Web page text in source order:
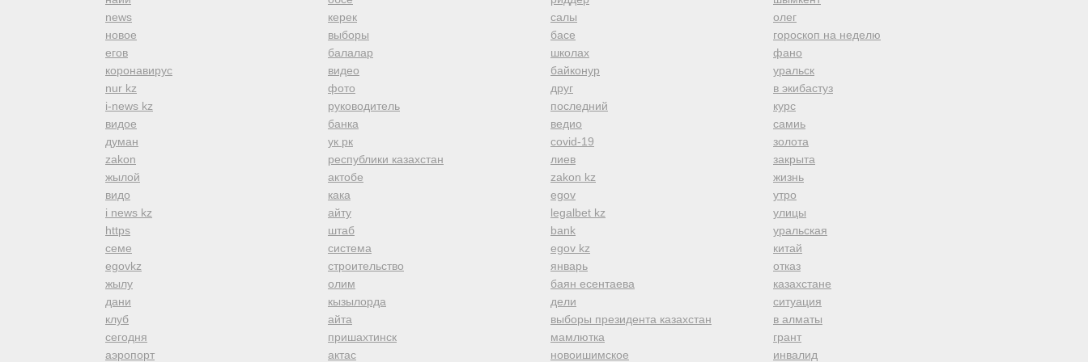
news
новое
егов
коронавирус
nur kz
i-news kz
видое
думан
zakon
жылой
видо
i news kz
https
семе
egovkz
жылу
дани
клуб
сегодня
аэропорт
керек
выборы
балалар
видео
фото
руководитель
банка
ук рк
республики казахстан
актобе
кака
айту
штаб
система
строительство
олим
кызылорда
айта
пришахтинск
актас
салы
басе
школах
байконур
друг
последний
ведио
covid-19
лиев
zakon kz
egov
legalbet kz
bank
egov kz
январь
баян есентаева
дели
выборы президента казахстан
мамлютка
новоишимское
олег
гороскоп на неделю
фано
уральск
в экибастуз
курс
самиь
золота
закрыта
жизнь
утро
улицы
уральская
китай
отказ
казахстане
ситуация
в алматы
грант
инвалид